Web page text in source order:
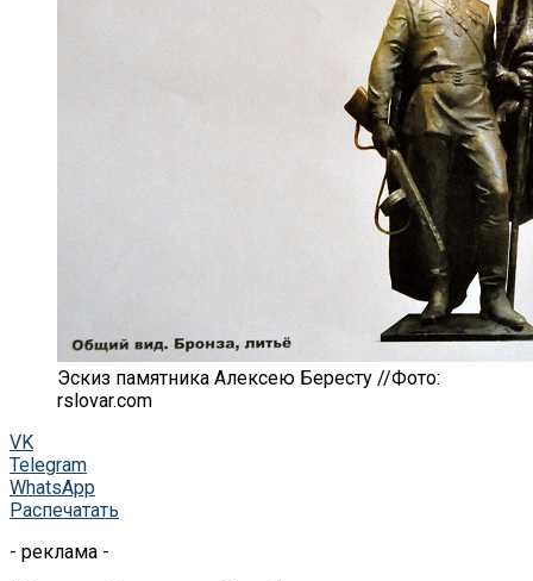
Эскиз памятника Алексею Бересту //Фото:
rslovar.com
VK
Telegram
WhatsApp
Распечатать
- реклама -